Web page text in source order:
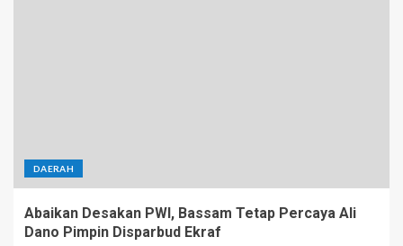
DAERAH
Abaikan Desakan PWI, Bassam Tetap Percaya Ali
Dano Pimpin Disparbud Ekraf